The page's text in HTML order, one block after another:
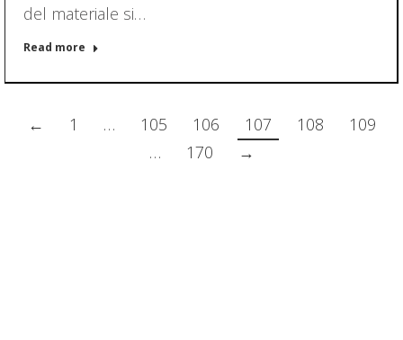
del materiale si…
Read more
← 1 … 105 106 107 108
109
…
170 →